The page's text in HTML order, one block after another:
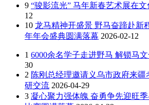
9 “骏影流光” 马年新春艺术展在
12
10 龙马精神开盛景 野马奋蹄赴新
年年会盛典圆满落幕 2026-02-12
1 6000余名学子走进野马 解锁马
30
2 陈刚总经理邀请义乌市政府来疆
研交流 2026-04-29
3 凝心聚力强体魄 奋勇争先迎旺